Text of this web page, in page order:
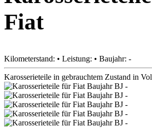
Fiat
Kilometerstand: • Leistung: • Baujahr: -
Karosserieteile in gebrauchtem Zustand in